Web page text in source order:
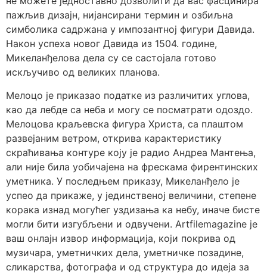
пажљив дизајн, нијансирани термин и озбиљна
симболика садржана у импозантној фигури Давида.
Након успеха новог Давида из 1504. године,
Микеланђелова дела су се састојала готово
искључиво од великих планова.
Мелоцо је приказао податке из различитих углова,
као да лебде са неба и могу се посматрати одоздо.
Мелоцова краљевска фигура Христа, са плаштом
развејаним ветром, открива карактеристику
скраћивања контуре коју је радио Андреа Мантења,
али није била уобичајена на фрескама фирентинских
уметника. У последњем приказу, Микеланђело је
успео да прикаже, у јединственој величини, степене
корака изнад могућег уздизања ка небу, иначе бисте
могли бити изгубљени и одвучени. Artfilemagazine је
ваш онлајн извор информација, који покрива од
музичара, уметничких дела, уметничке позадине,
сликарства, фотографа и од структура до идеја за